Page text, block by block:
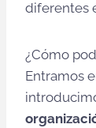
diferentes
¿Cómo
Entramos